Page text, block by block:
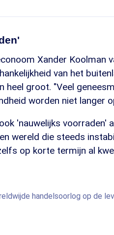
Xander Koolman
van het
heel groot. "Veel
worden niet langer
'nauwelijks voorraden'
wereld die steeds
op korte termijn al
handelsoorlog op de